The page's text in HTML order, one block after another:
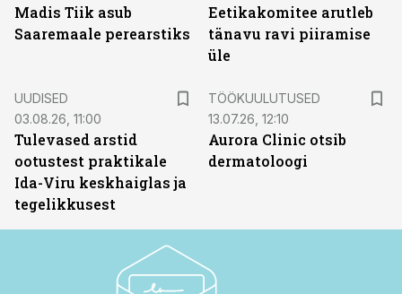
Madis Tiik asub
Saaremaale perearstiks
Eetikakomitee arutleb
tänavu ravi piiramise
üle
UUDISED
03.08.26, 11:00
Tulevased arstid
ootustest praktikale
Ida-Viru keskhaiglas ja
tegelikkusest
TÖÖKUULUTUSED
13.07.26, 12:10
Aurora Clinic otsib
dermatoloogi